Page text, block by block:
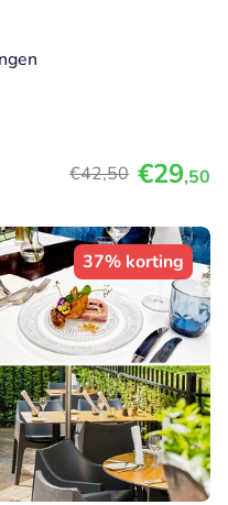
€42,50 €29,50
37% korting